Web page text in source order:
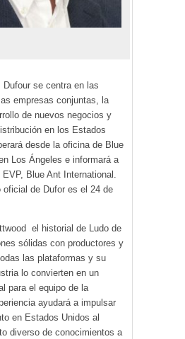
Dufour se centra en las
empresas conjuntas, la
de nuevos negocios y
en los Estados
desde la oficina de Blue
Los Ángeles e informará a
Blue Ant International.
oficial de Dufor es el 24 de
el historial de Ludo de
sólidas con productores y
las plataformas y su
lo convierten en un
para el equipo de la
ayudará a impulsar
en Estados Unidos al
diverso de conocimientos a